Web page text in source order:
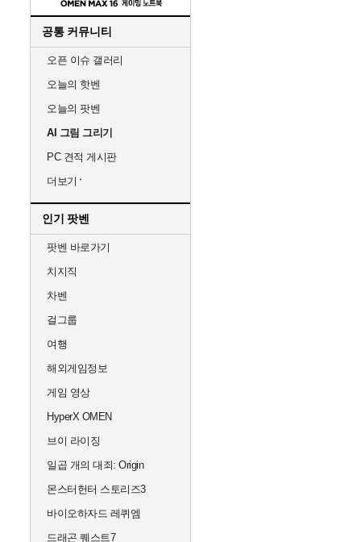
공통 커뮤니티
오픈 이슈 갤러리
오늘의 핫벤
오늘의 팟벤
AI 그림 그리기
PC 견적 게시판
더보기
인기 팟벤
팟벤 바로가기
치지직
차벤
걸그룹
여행
해외게임정보
게임 영상
HyperX OMEN
브이 라이징
일곱 개의 대죄: Origin
몬스터헌터 스토리즈3
바이오하자드 레퀴엠
드래곤 퀘스트7